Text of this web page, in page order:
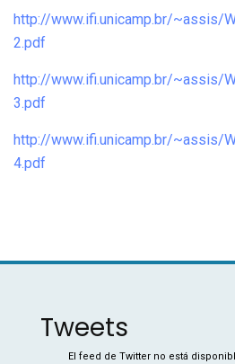
http://www.ifi.unicamp.br/~assis/
2.pdf
http://www.ifi.unicamp.br/~assis/
3.pdf
http://www.ifi.unicamp.br/~assis/
4.pdf
Tweets
El feed de Twitter no está